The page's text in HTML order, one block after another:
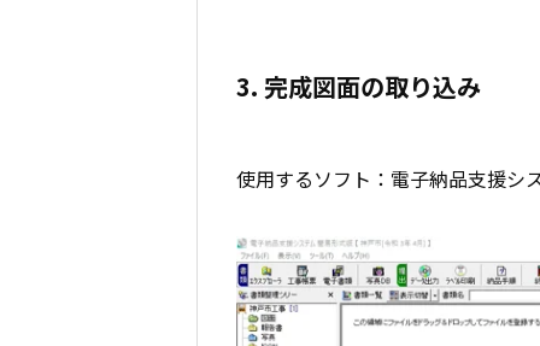
3. 完成図面の取り込み
使用するソフト：電子納品支援シ